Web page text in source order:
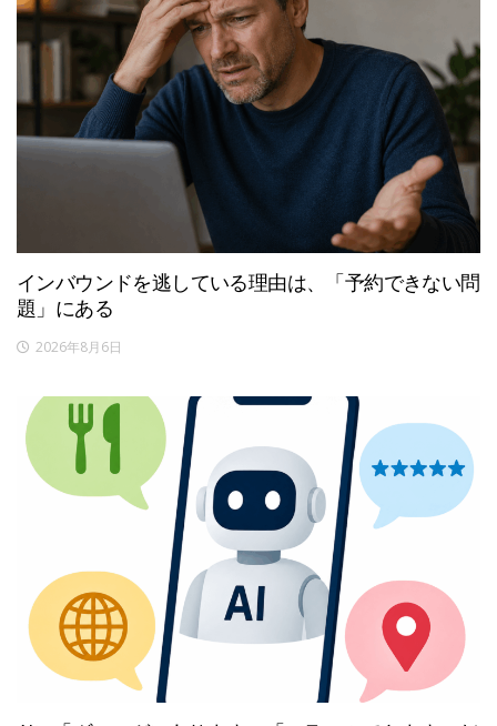
インバウンドを逃している理由は、「予約できない問
題」にある
2026年8月6日